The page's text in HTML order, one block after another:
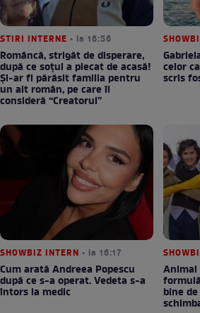
STIRI INTERNE • la 16:56
Româncă, strigăt de disperare,
după ce soțul a plecat de acasă!
Și-ar fi părăsit familia pentru
un alt român, pe care îl
consideră “Creatorul”
celor
scris
SHOWBIZ INTERN • la 16:17
Cum arată Andreea Popescu
după ce s-a operat. Vedeta s-a
întors la medic
Animal
bine